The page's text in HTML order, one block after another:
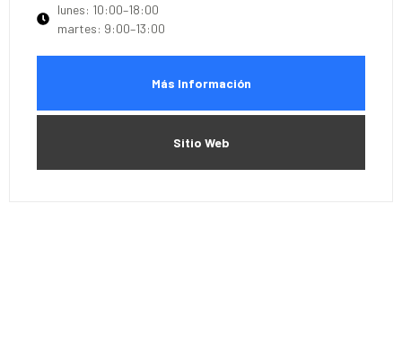
lunes: 10:00–18:00
martes: 9:00–13:00
Más Información
Sitio Web